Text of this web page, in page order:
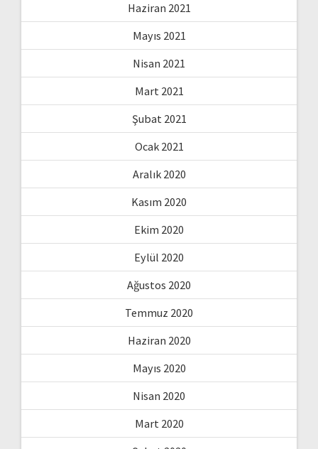
Haziran 2021
Mayıs 2021
Nisan 2021
Mart 2021
Şubat 2021
Ocak 2021
Aralık 2020
Kasım 2020
Ekim 2020
Eylül 2020
Ağustos 2020
Temmuz 2020
Haziran 2020
Mayıs 2020
Nisan 2020
Mart 2020